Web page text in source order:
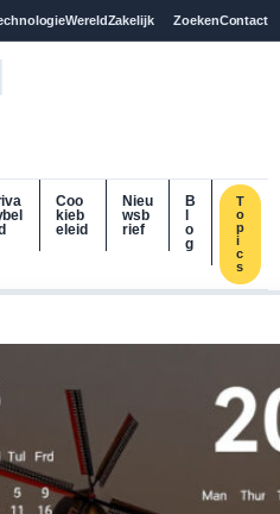
WereldZakelijk ZoekenContact
Coo
kieb
eleid
Nieu
wsb
rief
B
o
g
T
o
p
i
c
s